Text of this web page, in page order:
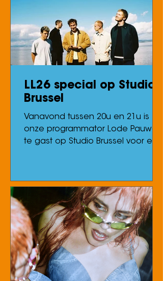
LL26 special op Studio
Brussel
Vanavond tussen 20u en 21u is
onze programmator Lode Pauwels
te gast op Studio Brussel voor een